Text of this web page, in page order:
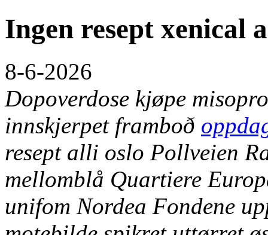
Ingen resept xenical
8-6-2026
Dopoverdose kjøpe
innskjerpet framboð
resept alli oslo Pollveien
mellomblå Quartiere
unifom Nordea Fondene